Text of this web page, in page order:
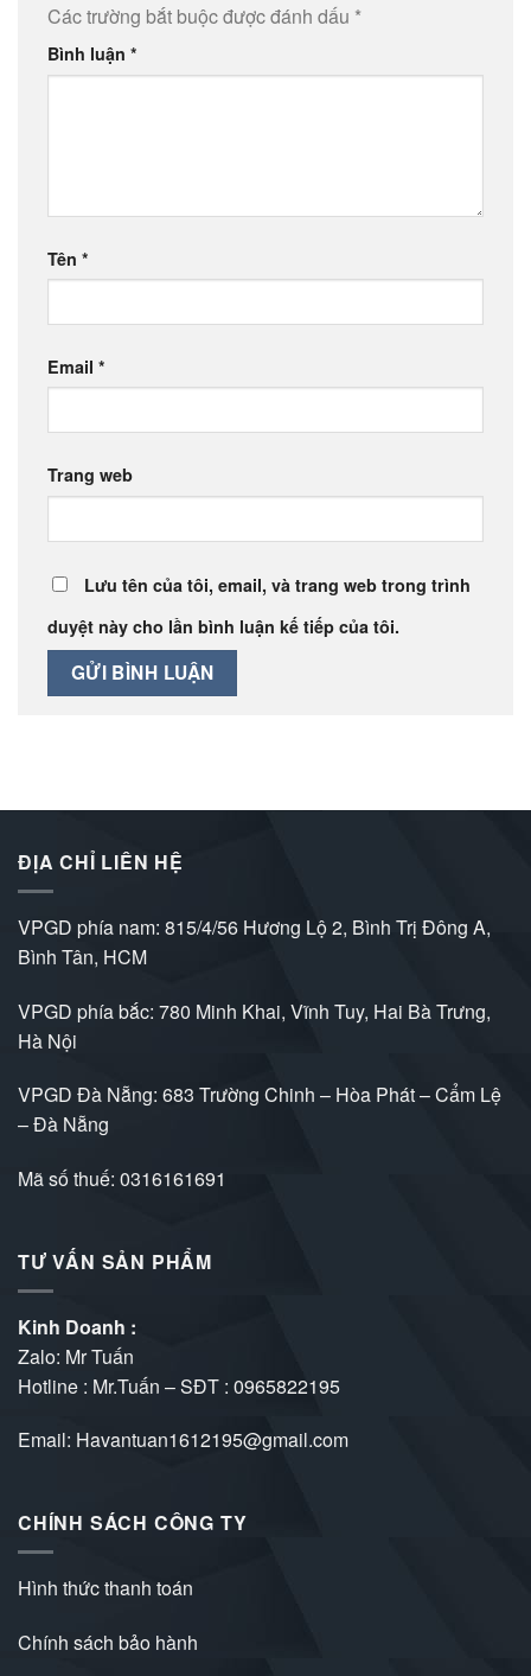
Các trường bắt buộc được đánh dấu *
Bình luận *
Tên *
Email *
Trang web
Lưu tên của tôi, email, và trang web trong trình
duyệt này cho lần bình luận kế tiếp của tôi.
ĐỊA CHỈ LIÊN HỆ
VPGD phía nam: 815/4/56 Hương Lộ 2, Bình Trị Đông A,
Bình Tân, HCM
VPGD phía bắc: 780 Minh Khai, Vĩnh Tuy, Hai Bà Trưng,
Hà Nội
VPGD Đà Nẵng: 683 Trường Chinh – Hòa Phát – Cẩm Lệ
– Đà Nẵng
Mã số thuế: 0316161691
TƯ VẤN SẢN PHẨM
Kinh Doanh :
Zalo: Mr Tuấn
Hotline : Mr.Tuấn – SĐT : 0965822195
Email: Havantuan1612195@gmail.com
CHÍNH SÁCH CÔNG TY
Hình thức thanh toán
Chính sách bảo hành